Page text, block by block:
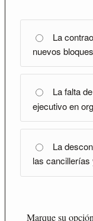
La
nuevos
La falta
ejecutivo en
La
las
Marque su